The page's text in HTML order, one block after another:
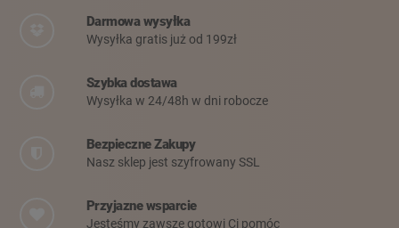
Darmowa wysyłka
Wysyłka gratis już od 199zł
Szybka dostawa
Wysyłka w 24/48h w dni robocze
Bezpieczne Zakupy
Nasz sklep jest szyfrowany SSL
Przyjazne wsparcie
Jesteśmy zawsze gotowi Ci pomóc